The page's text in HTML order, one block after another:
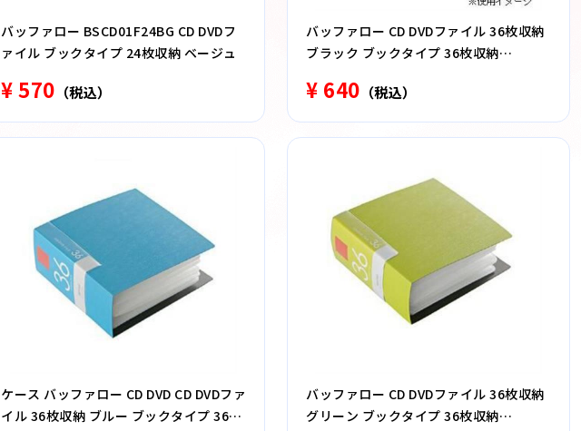
バッファロー BSCD01F24BG CD DVDフ
ァイル ブックタイプ 24枚収納 ベージュ
¥ 570 （税込）
バッファロー CD DVDファイル 36枚収納
ブラック ブックタイプ 36枚収納
¥ 640 （税込）
ケース バッファロー CD DVD CD DVDファ
イル 36枚収納 ブルー ブックタイプ 36枚
バッファロー CD DVDファイル 36枚収納
グリーン ブックタイプ 36枚収納